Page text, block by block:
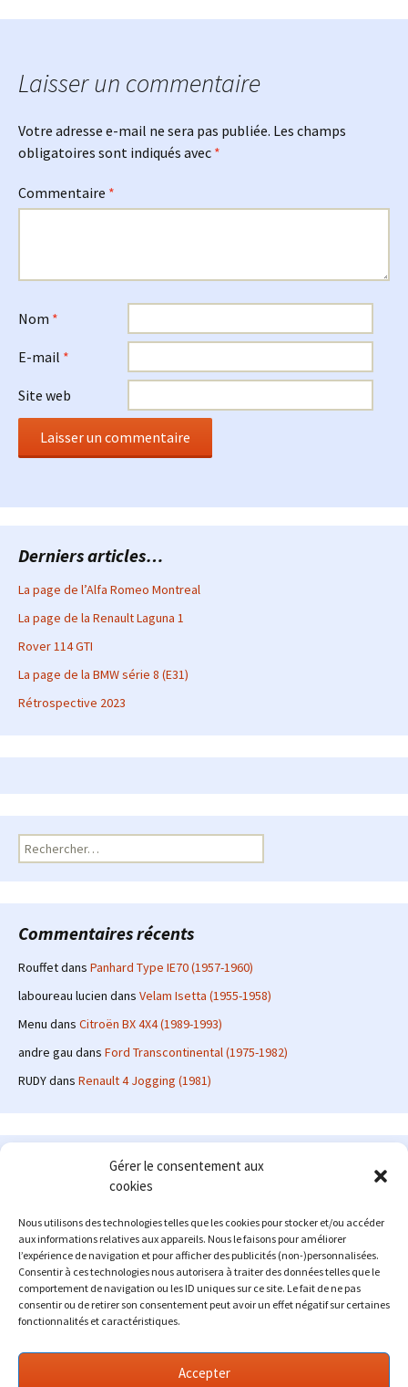
Gérer le consentement aux
cookies
Nous utilisons des technologies telles que les cookies pour stocker et/ou accéder
aux informations relatives aux appareils. Nous le faisons pour améliorer
l’expérience de navigation et pour afficher des publicités (non-)personnalisées.
Consentir à ces technologies nous autorisera à traiter des données telles que le
comportement de navigation ou les ID uniques sur ce site. Le fait de ne pas
consentir ou de retirer son consentement peut avoir un effet négatif sur certaines
fonctionnalités et caractéristiques.
Accepter
articles
Laisser un commentaire
Votre adresse e-mail ne sera pas publiée. Les champs
obligatoires sont indiqués avec *
Commentaire *
Nom *
E-mail *
Site web
Derniers articles…
La page de l’Alfa Romeo Montreal
La page de la Renault Laguna 1
Rover 114 GTI
La page de la BMW série 8 (E31)
Rétrospective 2023
Rechercher :
Commentaires récents
Rouffetdans Panhard Type IE70 (1957-1960)
laboureau lucien dans Velam Isetta (1955-1958)
Menu dans Citroën BX 4X4 (1989-1993)
andre gau dans Ford Transcontinental (1975-1982)
RUDYdans Renault 4 Jogging (1981)
Le site en quelques mots
: passionné d'automobile ancienne depuis de
nombreuses années, j'ai commencé à partager ma passion sur
internet à partir de 2009 au travers d'un blog qui a connu un relatif
succès. Fin 2013, je décide de prendre mon autonomie et me lancer
avec mon propre site : l'Automobile Ancienne.
Me contacter : alex(at)lautomobileancienne.com